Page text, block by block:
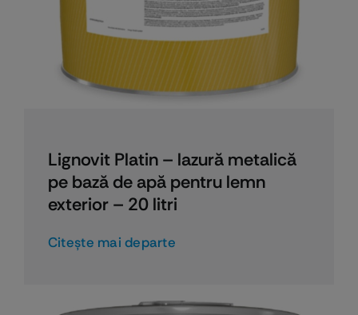
Lignovit Platin – lazură metalică
pe bază de apă pentru lemn
exterior – 20 litri
Citeşte mai departe